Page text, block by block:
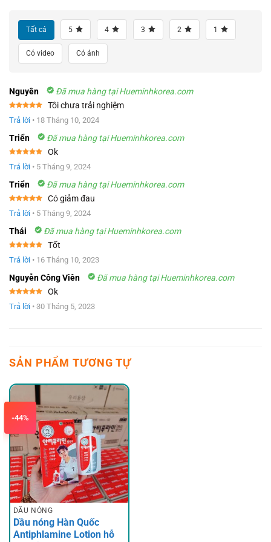
Tất cả 5 4 3 2 1
Có video Có ảnh
Nguyên Đã mua hàng tại Hueminhkorea.com
hạng5 5
Tôi chưa trải nghiệm
Trả lời • 18 Tháng 10, 2024
Triển Đã mua hàng tại Hueminhkorea.com
hạng5 5
Ok
Trả lời • 5 Tháng 9, 2024
Triển Đã mua hàng tại Hueminhkorea.com
hạng5 5
Có giảm đau
Trả lời • 5 Tháng 9, 2024
Thái Đã mua hàng tại Hueminhkorea.com
hạng5 5
Tốt
Trả lời • 16 Tháng 10, 2023
Nguyễn Công Viên Đã mua hàng tại Hueminhkorea.com
hạng5 5
Ok
Trả lời • 30 Tháng 5, 2023
SẢN PHẨM TƯƠNG TỰ
-44%
DẦU NÓNG
Dầu nóng Hàn Quốc
Antiphlamine Lotion hỗ